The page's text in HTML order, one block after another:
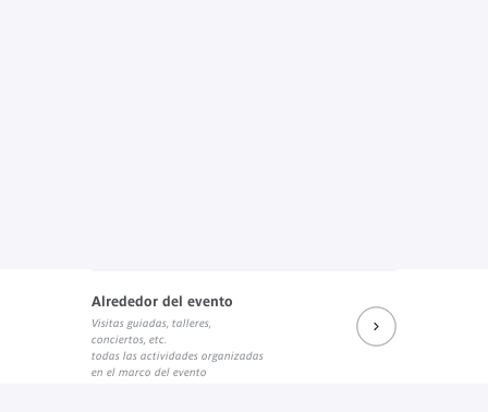
Alrededor del evento
Visitas guiadas, talleres,
conciertos, etc.
todas las actividades organizadas
en el marco del evento